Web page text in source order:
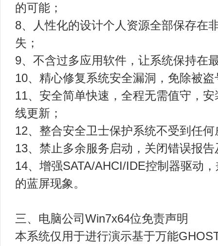
的可能；
8、人性化的设计个人资源全部保存在
失；
9、不含过多应用软件，让系统保持在
10、精心修复系统安全漏洞，免除被
11、安全简单快速，全程无需值守，
线更新；
12、整合安全卫士保护系统不受到任何
13、禁止多余服务启动，关闭错误报
14、增强SATA/AHCI/IDE控制器驱动
的蓝屏现象。
三、电脑公司Win7x64位免责声明
本系统仅用于进行演示基于万能